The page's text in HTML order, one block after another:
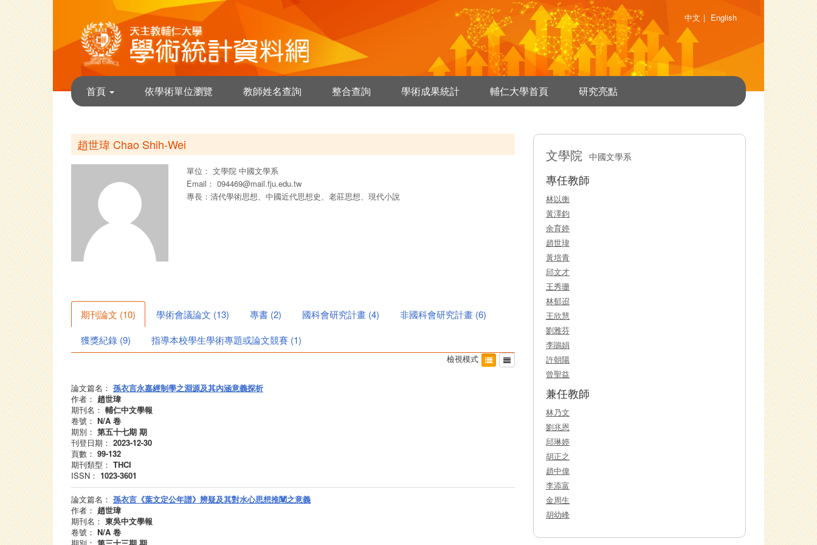
中文 | English
首頁 依學術單位瀏覽 教師姓名查詢 整合查詢 學術成果統計 輔仁大學首頁 研究亮點
趙世瑋 Chao Shih-Wei
單位： 文學院 中國文學系
Email： 094469@mail.fju.edu.tw
專長：清代學術思想、中國近代思想史、老莊思想、現代小說
期刊論文 (10) 學術會議論文 (13) 專書 (2) 國科會研究計畫 (4) 非國科會研究計畫 (6)
獲獎紀錄 (9) 指導本校學生學術專題或論文競賽 (1)
檢視模式
論文篇名： 孫衣言永嘉經制學之淵源及其內涵意義探析
作者： 趙世瑋
期刊名： 輔仁中文學報
卷號： N/A 卷
期別： 第五十七期 期
刊登日期： 2023-12-30
頁數： 99-132
期刊類型： THCI
ISSN： 1023-3601
論文篇名： 孫衣言《葉文定公年譜》辨疑及其對水心思想推闡之意義
作者： 趙世瑋
期刊名： 東吳中文學報
卷號： N/A 卷
文學院 中國文學系
專任教師
林以衡
黃澤鈞
余育婷
趙世瑋
黃培青
邱文才
王秀珊
林郁迢
王欣慧
劉雅芬
李鵑娟
許朝陽
曾聖益
兼任教師
林乃文
劉兆恩
邱琳婷
胡正之
趙中偉
李添富
金周生
胡幼峰